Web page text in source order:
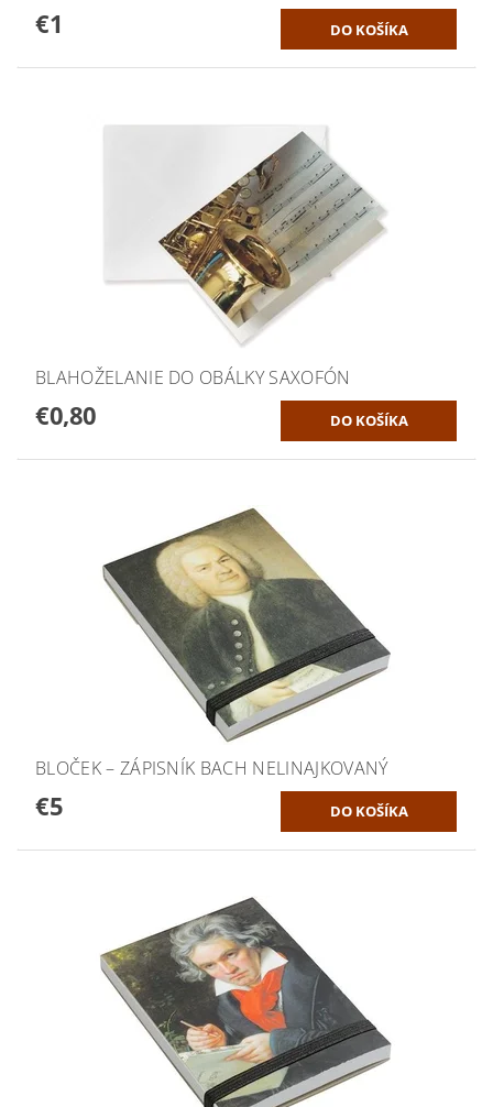
€1
BLAHOŽELANIE DO OBÁLKY SAXOFÓN
€0,80
BLOČEK – ZÁPISNÍK BACH NELINAJKOVANÝ
€5